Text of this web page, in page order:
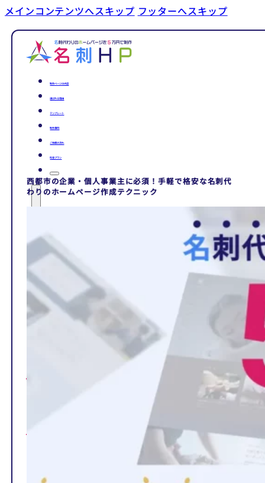
メインコンテンツへスキップ フッターへスキップ
制作ページの内容
選ばれる理由
テンプレート
制作事例
ご依頼の流れ
料金プラン
西都市の企業・個人事業主に必須！手軽で格安な名刺代
わりのホームページ作成テクニック